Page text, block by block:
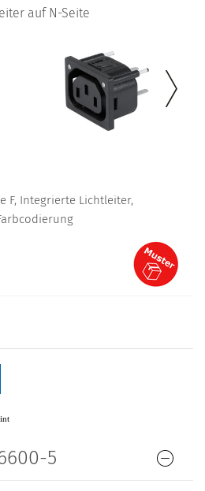
auf N-Seite
F, Integrierte Lichtleiter,
5